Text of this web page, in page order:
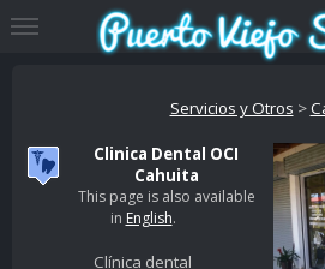
Servicios y Otros >
Clinica Dental OCI
Cahuita
This page is also available
in English.
Clínica dental